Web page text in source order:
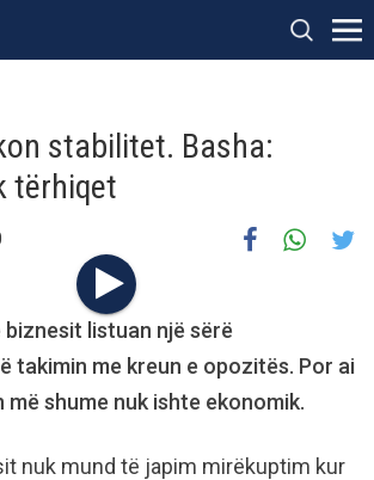
stabilitet. Basha:
tërhiqet
listuan një sërë
takimin me kreun e opozitës. Por ai
më shume nuk ishte ekonomik.
nuk mund të japim mirëkuptim kur